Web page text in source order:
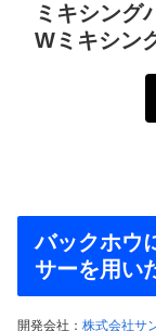
ミキシング
Wミキシン
バックホウ
サーを用い
開発会社： 株式会社サ